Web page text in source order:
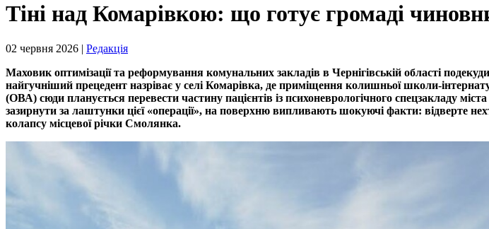
Тіні над Комарівкою: що готує громаді
02 червня 2026 | Редакція
Маховик оптимізації та реформування комунальних закладів в Чернігівській області
найгучніший прецедент назріває у селі Комарівка, де приміщення колишньої школи-
(ОВА) сюди планується перевести частину пацієнтів із психоневрологічного спецзакладу
зазирнути за лаштунки цієї «операції», на поверхню випливають шокуючі факти: відверте
колапсу місцевої річки Смолянка.